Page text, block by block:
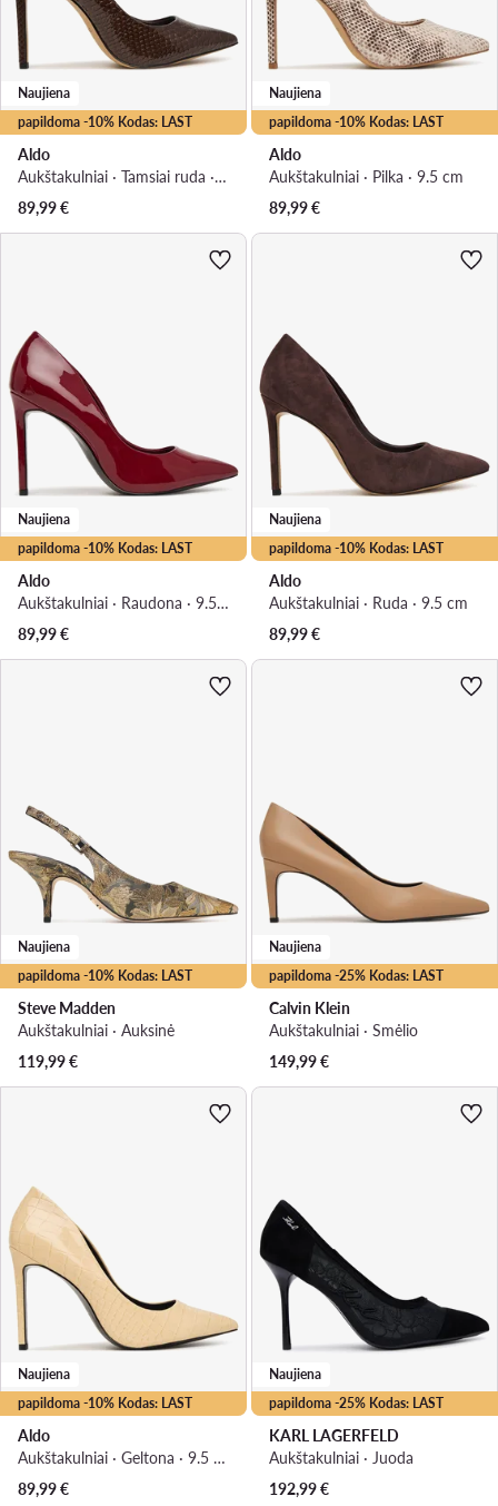
papildoma -10% Kodas: LAST
Naujiena
Aldo
Aukštakulniai · Tamsiai ruda · 9.5 cm
89,99€
papildoma -10% Kodas: LAST
Naujiena
Aldo
Aukštakulniai · Pilka · 9.5 cm
89,99€
papildoma -10% Kodas: LAST
Naujiena
Aldo
Aukštakulniai · Raudona · 9.5 cm
89,99€
papildoma -10% Kodas: LAST
Naujiena
Aldo
Aukštakulniai · Ruda · 9.5 cm
89,99€
papildoma -10% Kodas: LAST
Naujiena
Steve Madden
Aukštakulniai · Auksinė
119,99€
papildoma -25% Kodas: LAST
Naujiena
Calvin Klein
Aukštakulniai · Smėlio
149,99€
papildoma -10% Kodas: LAST
Naujiena
Aldo
Aukštakulniai · Geltona · 9.5 cm
89,99€
papildoma -25% Kodas: LAST
Naujiena
KARL LAGERFELD
Aukštakulniai · Juoda
192,99€